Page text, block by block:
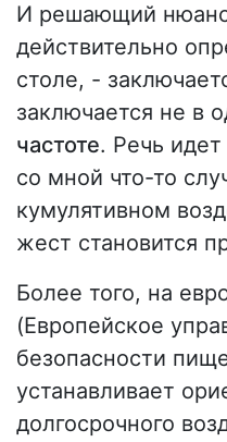
И решающий
действительно
столе, -
заключается не в
частоте. Речь
со мной что-то
кумулятивном
жест становится
Более того, на
(Европейское
безопасности
устанавливает
долгосрочного